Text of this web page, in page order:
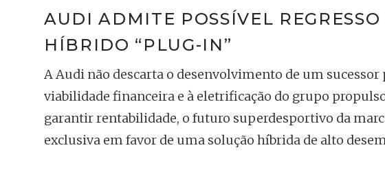
AUDI ADMITE POSSÍVEL
HÍBRIDO “PLUG-IN”
A Audi não descarta o desenvolvimento de um
viabilidade financeira e à eletrificação do grupo
garantir rentabilidade, o futuro superdesportivo da
exclusiva em favor de uma solução híbrida de alto